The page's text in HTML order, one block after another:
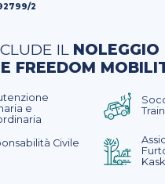
2
IL NOLEGGIO
FREEDOM
e
Civile